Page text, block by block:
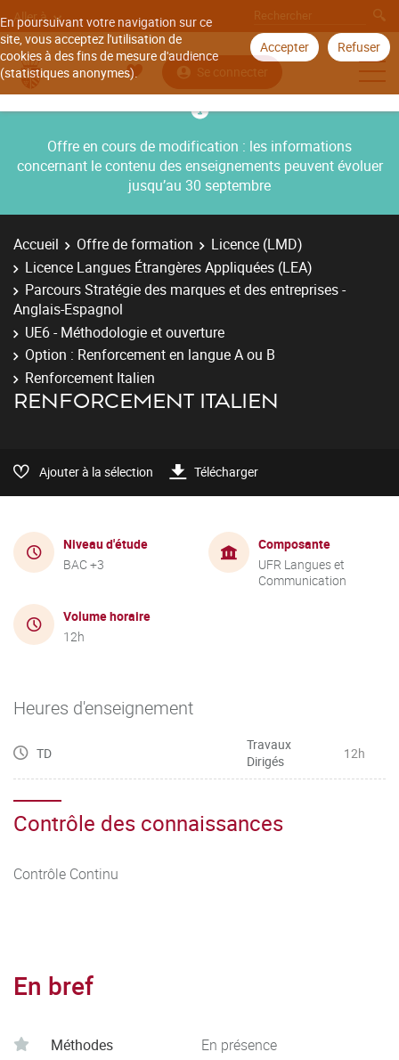
En poursuivant votre navigation sur ce
site, vous acceptez l'utilisation de
cookies à des fins de mesure d'audience
(statistiques anonymes).
Accepter Refuser
Aller à
Se connecter
Offre en cours de modification : les informations
concernant le contenu des enseignements peuvent évoluer
jusqu’au 30 septembre
Accueil Offre de formation
Licence (LMD)
Licence Langues Étrangères Appliquées (LEA)
Parcours Stratégie des marques et des entreprises -
Anglais-Espagnol
UE6 - Méthodologie et ouverture
Option : Renforcement en langue A ou B
Renforcement Italien
RENFORCEMENT ITALIEN
Ajouter à la sélection Télécharger
Niveau d'étude
BAC +3
Composante
UFR Langues et
Communication
Volume horaire
12h
Heures d'enseignement
TD
Travaux
Dirigés
12h
Contrôle des connaissances
Contrôle Continu
En bref
Méthodes
En présence